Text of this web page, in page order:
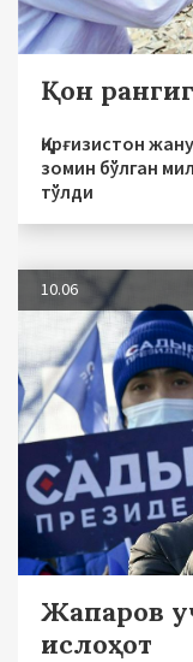
Қон
Қирғизистон
зомин бўлган
тўлди
10.06
Жапаров
ислоҳот